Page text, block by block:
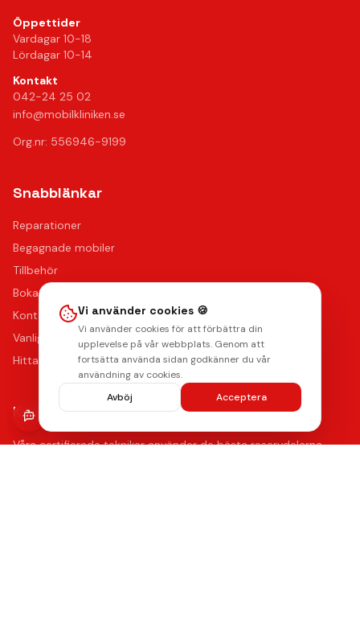
Öppettider
Vardagar 10-18
Lördagar 10-14
Kontakt
042-24 25 02
info@mobilkliniken.se
Org.nr: 556946-9199
Snabblänkar
Reparationer
Begagnade mobiler
Tillbehör
Boka reparation
Kontakta oss
Vanliga frågor
Hitta oss
Kvalitet & Garanti
Våra certifierade tekniker använder de bästa reservdelarna
Vi använder cookies 🍪
Vi använder cookies för att förbättra din
upplevelse på vår webbplats. Genom att
fortsätta använda sidan godkänner du vår
användning av cookies.
Avböj
Acceptera